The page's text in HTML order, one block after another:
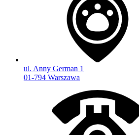
ul. Anny German 1
01-794 Warszawa